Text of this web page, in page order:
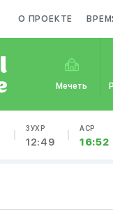
О ПРОЕКТЕ
Мечеть
ЗУХР
12:49
АСР
16:52